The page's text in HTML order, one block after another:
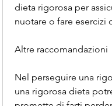
dieta rigorosa per
nuotare o fare esercizi
Altre raccomandazioni
Nel perseguire una
una rigorosa dieta